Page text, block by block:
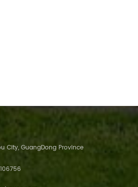
City, GuangDong Province